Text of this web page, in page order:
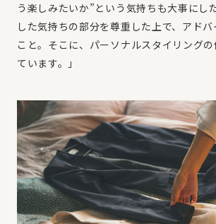
う楽しみたいか”という気持ちも大事にし
した気持ちの部分を尊重した上で、アド
こと。そこに、パーソナルスタイリング
ています。」